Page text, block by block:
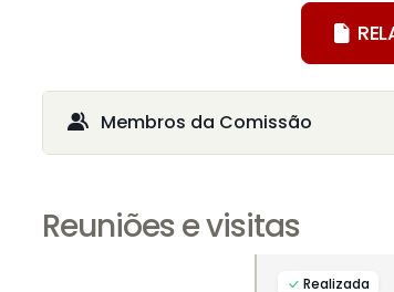
Membros da Comissão
Reuniões e visitas
Realizada